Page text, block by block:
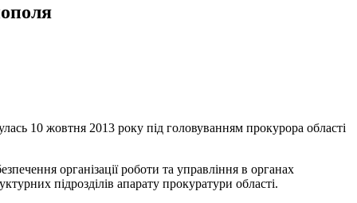
10 жовтня 2013 року під головуванням прокурора області
організації роботи та управління в органах
підрозділів апарату прокуратури області.